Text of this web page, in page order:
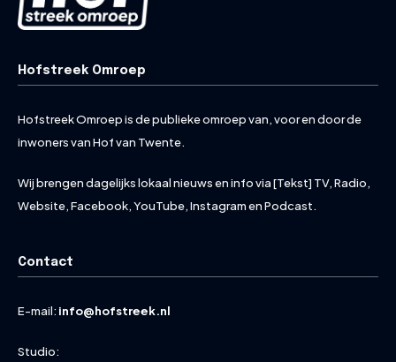
Hofstreek Omroep
Hofstreek Omroep is de publieke omroep van, voor en door de
inwoners van Hof van Twente.
Wij brengen dagelijks lokaal nieuws en info via [Tekst] TV, Radio,
Website, Facebook, YouTube, Instagram en Podcast.
Contact
E-mail: info@hofstreek.nl
Studio: